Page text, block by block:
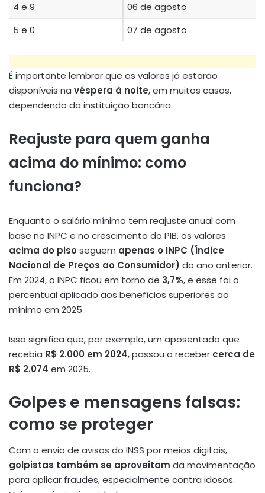
4 e 9
06 de agosto
5 e 0
07 de agosto
É importante lembrar que os valores já estarão
disponíveis na véspera à noite, em muitos casos,
dependendo da instituição bancária.
Reajuste para quem ganha
acima do mínimo: como
funciona?
Enquanto o salário mínimo tem reajuste anual com
base no INPC e no crescimento do PIB, os valores
acima do piso seguem apenas o INPC (Índice
Nacional de Preços ao Consumidor) do ano anterior.
Em 2024, o INPC ficou em torno de 3,7%, e esse foi o
percentual aplicado aos benefícios superiores ao
mínimo em 2025.
Isso significa que, por exemplo, um aposentado que
recebia R$ 2.000 em 2024, passou a receber cerca de
R$ 2.074 em 2025.
Golpes e mensagens falsas:
como se proteger
Com o envio de avisos do INSS por meios digitais,
golpistas também se aproveitam da movimentação
para aplicar fraudes, especialmente contra idosos.